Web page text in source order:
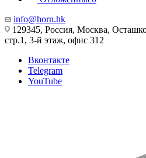
info@horn.hk
129345, Россия, Москва,
стр.1, 3-й этаж, офис 312
Вконтакте
Telegram
YouTube